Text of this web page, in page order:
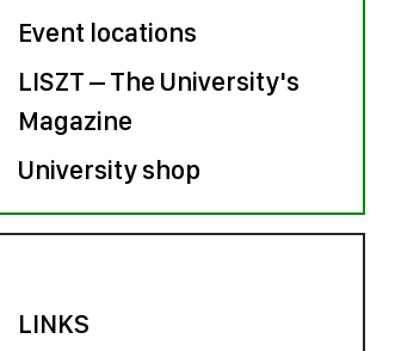
Event locations
LISZT – The University's
Magazine
University shop
LINKS